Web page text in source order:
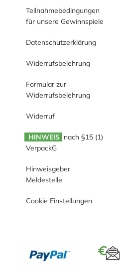
Teilnahmebedingungen
für unsere Gewinnspiele
Datenschutzerklärung
Widerrufsbelehrung
Formular zur
Widerrufsbelehrung
Widerruf
HINWEIS nach §15 (1)
VerpackG
Hinweisgeber
Meldestelle
Cookie Einstellungen